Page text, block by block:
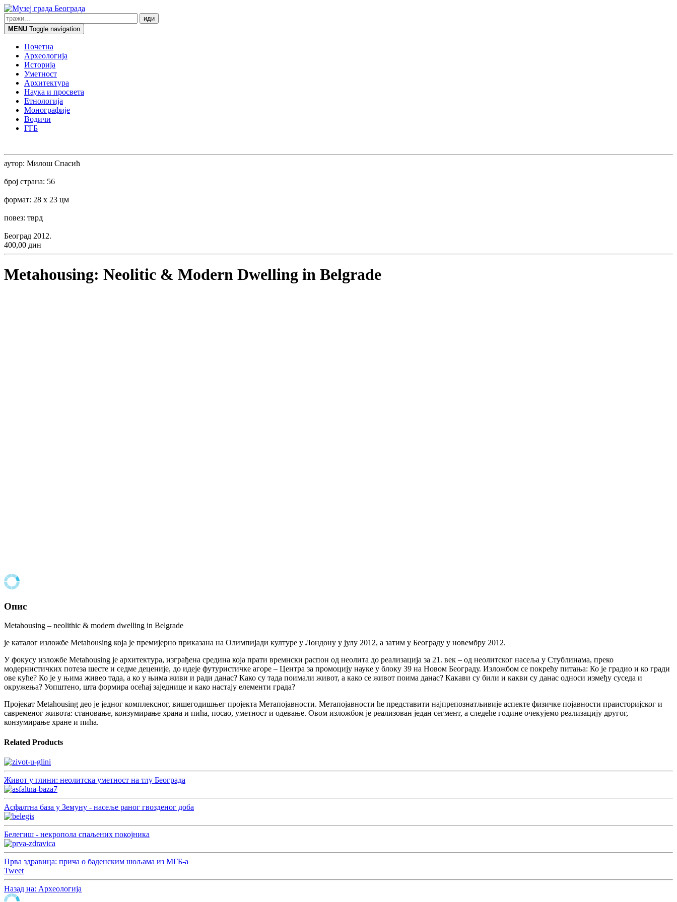
MENU Toggle navigation
Почетна
Археологија
Историја
Уметност
Архитектура
Наука и просвета
Етнологија
Монографије
Водичи
ГГБ
аутор: Милош Спасић
број страна: 56
формат: 28 x 23 цм
повез: тврд
Београд 2012.
400,00 дин
Metahousing: Neolitic & Modern Dwelling in Belgrade
Опис
Metahousing – neolithic & modern dwelling in Belgrade
је каталог изложбе Metahousing која је премијерно приказана на Олимпијади културе у Лондону у јулу 2012, а затим у Београду у новембру 2012.
У фокусу изложбе Metahousing је архитектура, изграђена средина која прати времнски распон од неолита до реализација за 21. век – од неолитског насеља у Стублинама, преко
модернистичких потеза шесте и седме деценије, до идеје футуристичке агоре – Центра за промоцију науке у блоку 39 на Новом Београду. Изложбом се покрећу питања: Ко је градио и ко гради
ове куће? Ко је у њима живео тада, а ко у њима живи и ради данас? Како су тада поимали живот, а како се живот поима данас? Какави су били и какви су данас односи између суседа и
окружења? Уопштено, шта формира осећај заједнице и како настају елементи града?
Пројекат Metahousing део је једног комплексног, вишегодишњег пројекта Метапојавности. Метапојавности ће представити најпрепознатљивије аспекте физичке појавности праисторијског и
савременог живота: становање, конзумирање храна и пића, посао, уметност и одевање. Овом изложбом је реализован један сегмент, а следеће године очекујемо реализацију другог,
конзумирање хране и пића.
Related Products
Живот у глини: неолитска уметност на тлу Београда
Асфалтна база у Земуну - насеље раног гвозденог доба
Белегиш - некропола спаљених покојника
Прва здравица: прича о баденским шољама из МГБ-а
Tweet
Назад на: Археологија